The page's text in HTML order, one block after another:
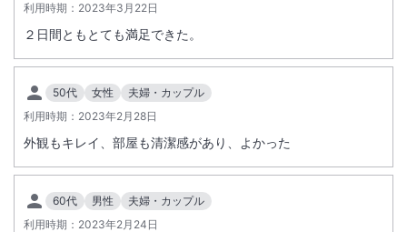
利用時期： 2023年3月22日
２日間ともとても満足できた。
50代 女性
夫婦・カップル
利用時期： 2023年2月28日
外観もキレイ、部屋も清潔感があり、よかった
60代 男性
夫婦・カップル
利用時期： 2023年2月24日